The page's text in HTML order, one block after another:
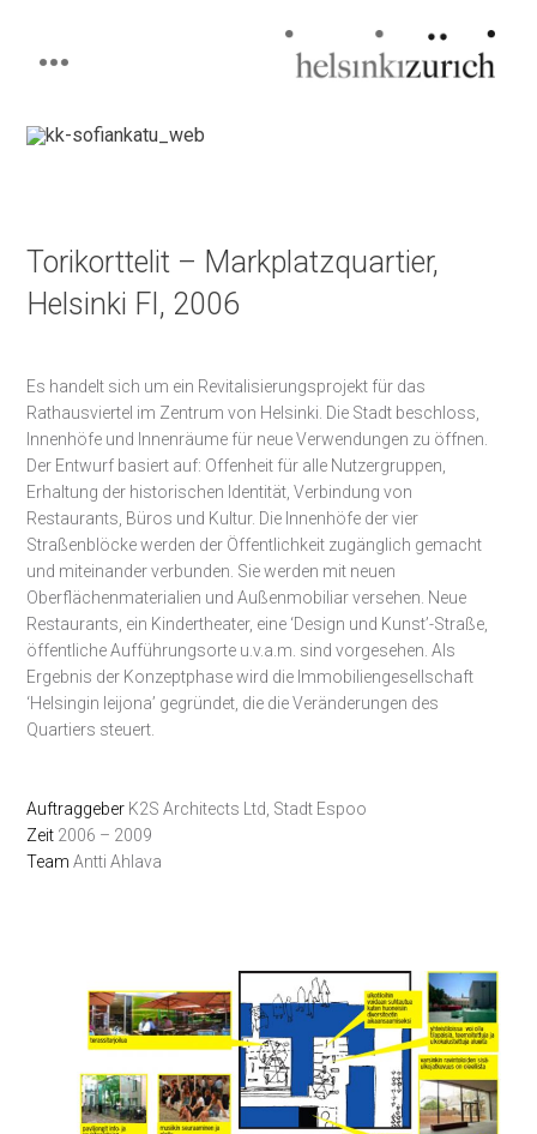
Skip
to
Torikorttelit – Markplatzquartier,
Helsinki FI, 2006
Es handelt sich um ein Revitalisierungsprojekt für das
Rathausviertel im Zentrum von Helsinki. Die Stadt beschloss,
Innenhöfe und Innenräume für neue Verwendungen zu öffnen.
Der Entwurf basiert auf: Offenheit für alle Nutzergruppen,
Erhaltung der historischen Identität, Verbindung von
Restaurants, Büros und Kultur. Die Innenhöfe der vier
Straßenblöcke werden der Öffentlichkeit zugänglich gemacht
und miteinander verbunden. Sie werden mit neuen
Oberflächenmaterialien und Außenmobiliar versehen. Neue
Restaurants, ein Kindertheater, eine ‘Design und Kunst’-Straße,
öffentliche Aufführungsorte u.v.a.m. sind vorgesehen. Als
Ergebnis der Konzeptphase wird die Immobiliengesellschaft
‘Helsingin leijona’ gegründet, die die Veränderungen des
Quartiers steuert.
Auftraggeber K2S Architects Ltd, Stadt Espoo
Zeit 2006 – 2009
Team Antti Ahlava